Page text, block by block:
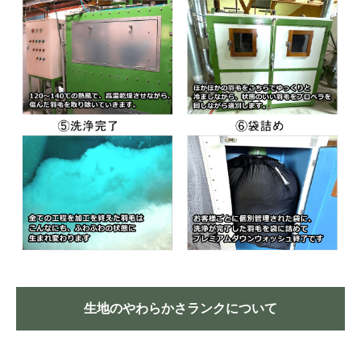
生地のやわらかさランクについて